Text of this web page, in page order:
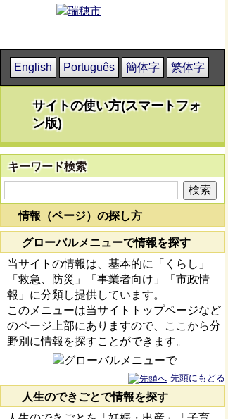
English Português 簡体字 繁体字
サイトの使い方(スマートフォ
ン版)
キーワード検索
情報（ページ）の探し方
グローバルメニューで情報を探す
当サイトの情報は、基本的に「くらし」
「救急、防災」「事業者向け」「市政情
報」に分類し提供しています。
このメニューは当サイトトップページなど
のページ上部にありますので、ここから分
野別に情報を探すことができます。
先頭にもどる
人生のできごとで情報を探す